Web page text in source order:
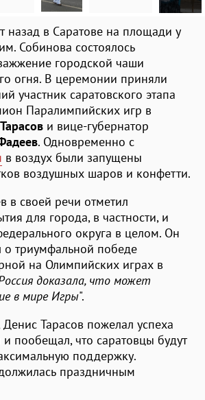
назад в Саратове на площади у
Собинова состоялось
городской чаши
огня. В церемонии приняли
участник саратовского этапа
Паралимпийских игр в
и вице-губернатор
. Одновременно с
в воздух были запущены
воздушных шаров и конфетти.
в своей речи отметил
для города, в частности, и
округа в целом. Он
триумфальной победе
на Олимпийских играх в
доказала, что может
в мире Игры".
Тарасов пожелал успеха
пообещал, что саратовцы будут
поддержку.
праздничным